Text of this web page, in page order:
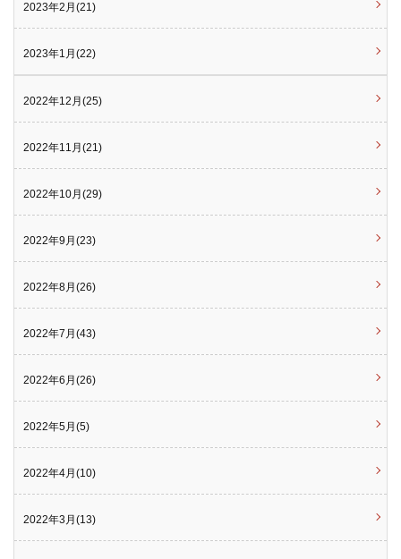
2023年2月(21)
2023年1月(22)
2022年12月(25)
2022年11月(21)
2022年10月(29)
2022年9月(23)
2022年8月(26)
2022年7月(43)
2022年6月(26)
2022年5月(5)
2022年4月(10)
2022年3月(13)